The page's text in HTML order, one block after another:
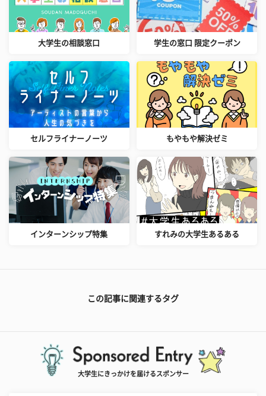
大学生の相談窓口 学生の窓口 限定クーポン
セルフライナーノーツ もやもや解決ゼミ
インターンシップ特集 すれみの大学生あるある
この記事に関連するタグ
大学生にきっかけを届けるスポンサー